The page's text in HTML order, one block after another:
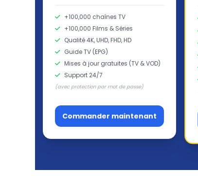
+100,000 chaînes TV
+100,000 Films & Séries
Qualité 4K, UHD, FHD, HD
Guide TV (EPG)
Mises à jour gratuites (TV & VOD)
Support 24/7
(avec protection par mot de passe)
Commander maintenant